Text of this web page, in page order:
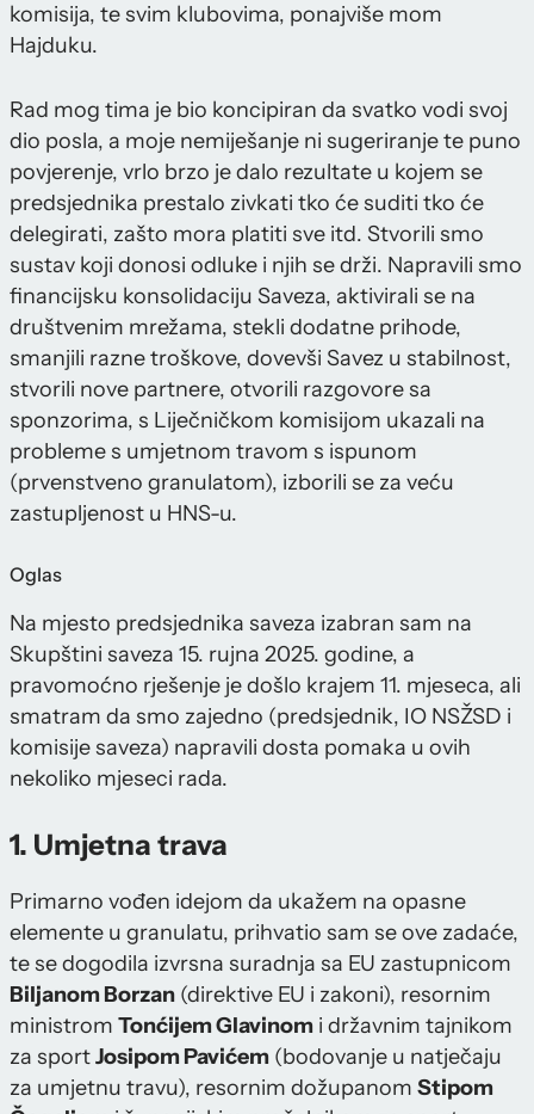
komisija, te svim klubovima, ponajviše mom
Hajduku.
Rad mog tima je bio koncipiran da svatko vodi svoj
dio posla, a moje nemiješanje ni sugeriranje te puno
povjerenje, vrlo brzo je dalo rezultate u kojem se
predsjednika prestalo zivkati tko će suditi tko će
delegirati, zašto mora platiti sve itd. Stvorili smo
sustav koji donosi odluke i njih se drži. Napravili smo
financijsku konsolidaciju Saveza, aktivirali se na
društvenim mrežama, stekli dodatne prihode,
smanjili razne troškove, dovevši Savez u stabilnost,
stvorili nove partnere, otvorili razgovore sa
sponzorima, s Liječničkom komisijom ukazali na
probleme s umjetnom travom s ispunom
(prvenstveno granulatom), izborili se za veću
zastupljenost u HNS-u.
Oglas
Na mjesto predsjednika saveza izabran sam na
Skupštini saveza 15. rujna 2025. godine, a
pravomoćno rješenje je došlo krajem 11. mjeseca, ali
smatram da smo zajedno (predsjednik, IO NSŽSD i
komisije saveza) napravili dosta pomaka u ovih
nekoliko mjeseci rada.
1. Umjetna trava
Primarno vođen idejom da ukažem na opasne
elemente u granulatu, prihvatio sam se ove zadaće,
te se dogodila izvrsna suradnja sa EU zastupnicom
Biljanom Borzan (direktive EU i zakoni), resornim
ministrom Tonćijem Glavinom i državnim tajnikom
za sportJosipom Pavićem (bodovanje u natječaju
za umjetnu travu), resornim dožupanom Stipom